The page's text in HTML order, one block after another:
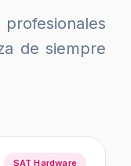
de siempre
SAT Hardware